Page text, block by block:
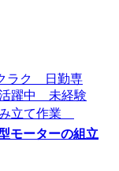
モーターの組立